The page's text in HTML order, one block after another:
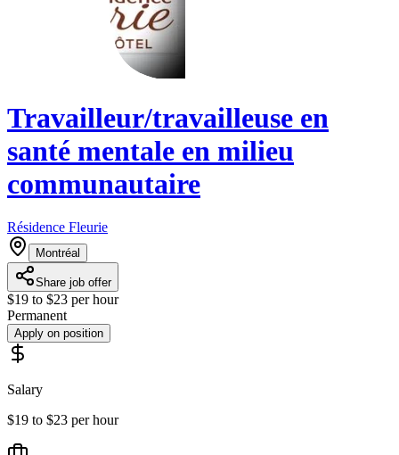
Travailleur/travailleuse en
santé mentale en milieu
communautaire
Résidence Fleurie
Montréal
Share job offer
$19 to $23 per hour
Permanent
Apply on position
Salary
$19 to $23 per hour